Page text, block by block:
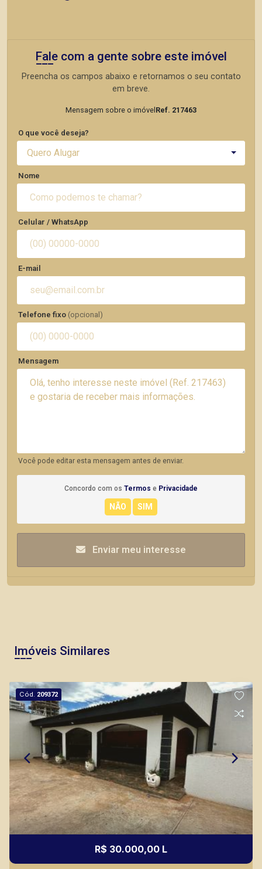
Fale com a gente sobre este imóvel
Preencha os campos abaixo e retornamos o seu contato
em breve.
Mensagem sobre o imóvel Ref. 217463
O que você deseja?
Quero Alugar
Nome
Celular / WhatsApp
E-mail
Telefone fixo (opcional)
Mensagem
Você pode editar esta mensagem antes de enviar.
Concordo com os Termos e Privacidade
Enviar meu interesse
Imóveis Similares
Cód. 209372
R$ 30.000,00 L